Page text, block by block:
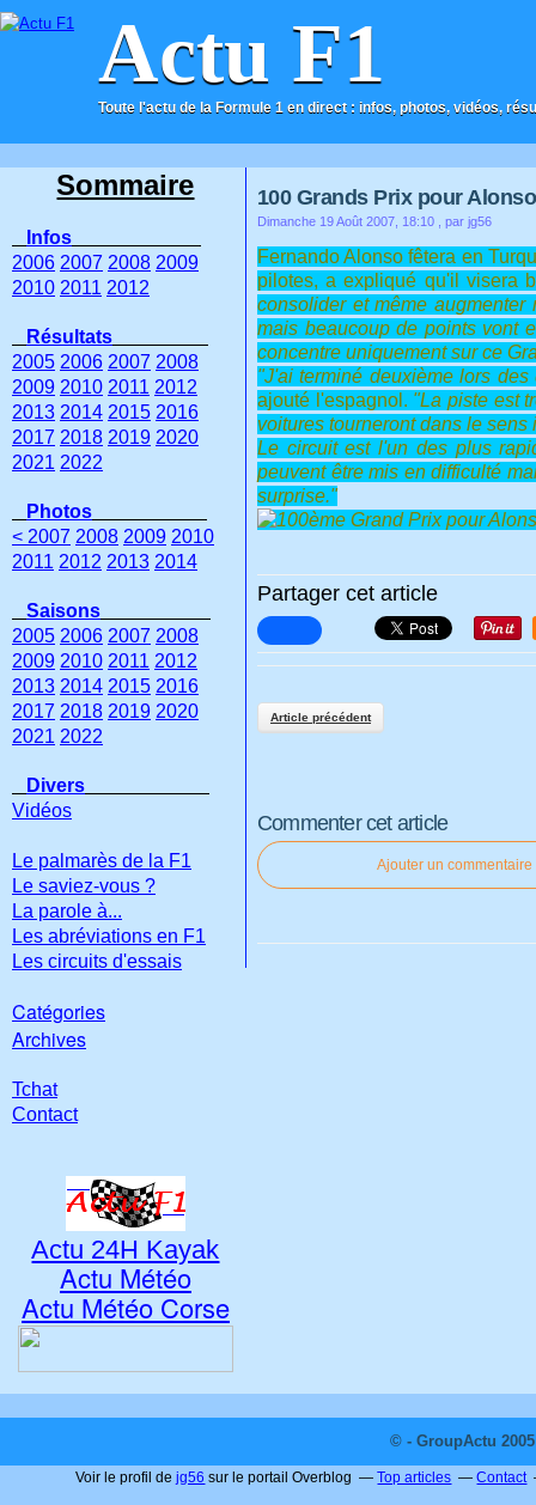
Actu F1
Toute l'actu de la Formule 1 en direct : infos, photos, vidéos,
ACCUEIL CONTACT
100 Grands Prix pour
Dimanche 19 Août 2007, 18:10 , par jg56
Fernando Alonso fêtera en
pilotes, a expliqué qu'il visera
consolider et même augmenter
mais beaucoup de points vont
concentre uniquement sur ce
"J'ai terminé deuxième lors
ajouté l'espagnol. "La piste est
voitures tourneront dans le
Le circuit est l'un des plus
peuvent être mis en difficulté
surprise."
Partager cet article
Article précédent
Commenter cet article
Ajouter un commentaire
Sommaire
Infos
2006 2007 2008 2009
2010 2011 2012
Résultats
2005 2006 2007 2008
2009 2010 2011 2012
2013 2014 2015 2016
2017 2018 2019 2020
2021 2022
Photos
< 2007 2008 2009 2010
2011 2012 2013 2014
Saisons
2005 2006 2007 2008
2009 2010 2011 2012
2013 2014 2015 2016
2017 2018 2019 2020
2021 2022
Divers
Vidéos
Le palmarès de la F1
Le saviez-vous ?
La parole à...
Les abréviations en F1
Les circuits d'essais
Catégories
Archives
Tchat
Contact
Actu 24H Kayak
Actu Météo
Actu Météo Corse
© - GroupActu
Voir le profil dejg56 sur le portail Overblog Top articles Contact